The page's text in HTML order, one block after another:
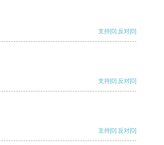
支持[0] 反对[0]
支持[0] 反对[0]
支持[0] 反对[0]